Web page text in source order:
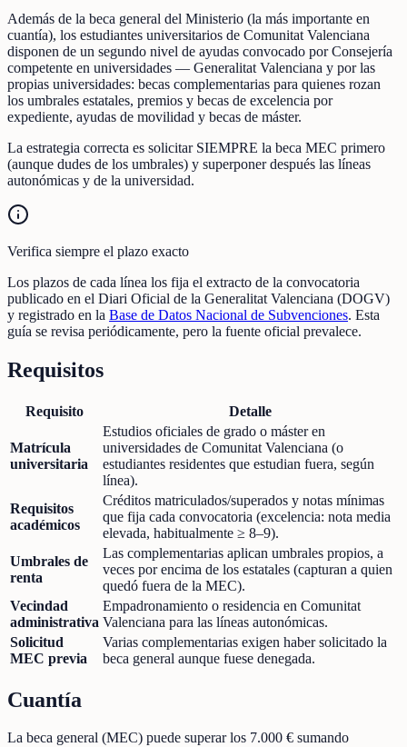
Además de la beca general del Ministerio (la más importante en
cuantía), los estudiantes universitarios de Comunitat Valenciana
disponen de un segundo nivel de ayudas convocado por Consejería
competente en universidades — Generalitat Valenciana y por las
propias universidades: becas complementarias para quienes rozan
los umbrales estatales, premios y becas de excelencia por
expediente, ayudas de movilidad y becas de máster.
La estrategia correcta es solicitar SIEMPRE la beca MEC primero
(aunque dudes de los umbrales) y superponer después las líneas
autonómicas y de la universidad.
Verifica siempre el plazo exacto
Los plazos de cada línea los fija el extracto de la convocatoria
publicado en el Diari Oficial de la Generalitat Valenciana (DOGV)
y registrado en la Base de Datos Nacional de Subvenciones. Esta
guía se revisa periódicamente, pero la fuente oficial prevalece.
Requisitos
Requisito Detalle
Matrícula
universitaria
Estudios oficiales de grado o máster en
universidades de Comunitat Valenciana (o
estudiantes residentes que estudian fuera, según
línea).
Requisitos
académicos
Créditos matriculados/superados y notas mínimas
que fija cada convocatoria (excelencia: nota media
elevada, habitualmente ≥ 8–9).
Umbrales de
renta
Las complementarias aplican umbrales propios, a
veces por encima de los estatales (capturan a quien
quedó fuera de la MEC).
Vecindad
administrativa
Empadronamiento o residencia en Comunitat
Valenciana para las líneas autonómicas.
Solicitud
MEC previa
Varias complementarias exigen haber solicitado la
beca general aunque fuese denegada.
Cuantía
La beca general (MEC) puede superar los 7.000 € sumando